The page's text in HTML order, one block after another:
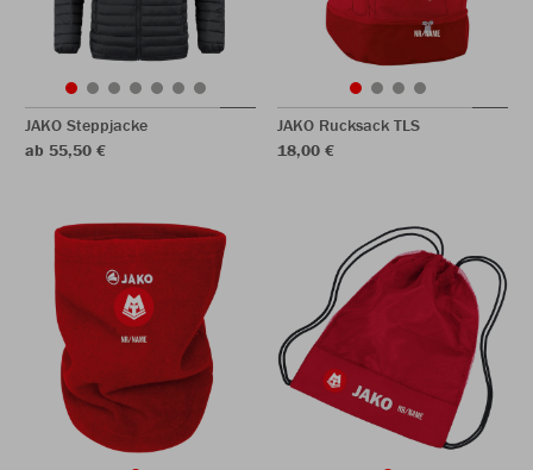
JAKO Steppjacke
ab 55,50 €
JAKO Rucksack TLS
18,00 €